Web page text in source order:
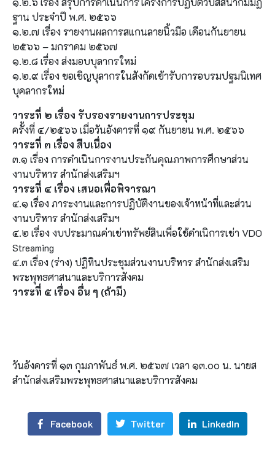
ฐาน ประจำปี พ.ศ. ๒๕๖๖
๑.๒.๗ เรื่อง รายงานผลการสแกนลายนิ้วมือ เดือนกันยายน
๒๕๖๖ – มกราคม ๒๕๖๗
๑.๒.๘ เรื่อง ส่งมอบบุลากรใหม่
๑.๒.๙ เรื่อง ขอเชิญบุลากรในสังกัดเข้ารับการอบรมปฐมนิเทศ
บุคลากรใหม่
วาระที่ ๒ เรื่อง รับรองรายงานการประชุม
ครั้งที่ ๔/๒๕๖๖ เมื่อวันอังคารที่ ๑๙ กันยายน พ.ศ. ๒๕๖๖
วาระที่ ๓ เรื่อง สืบเนื่อง
๓.๑ เรื่อง การดำเนินการงานประกันคุณภาพการศึกษาส่วน
งานบริหาร สำนักส่งเสริมฯ
วาระที่ ๔ เรื่อง เสนอเพื่อพิจารณา
๔.๑ เรื่อง ภาระงานและการปฏิบัติงานของเจ้าหน้าที่และส่วน
งานบริหาร สำนักส่งเสริมฯ
๔.๒ เรื่อง งบประมาณค่าเช่าทรัพย์สินเพื่อใช้ดำเนิการเช่า VDO
Streaming
๔.๓ เรื่อง (ร่าง) ปฏิทินประชุมส่วนงานบริหาร สำนักส่งเสริม
พระพุทธศาสนาและบริการสังคม
วาระที่ ๕ เรื่อง อื่น ๆ (ถ้ามี)
วันอังคารที่ ๑๓ กุมภาพันธ์ พ.ศ. ๒๕๖๗ เวลา ๑๓.๐๐ น. นายส
สำนักส่งเสริมพระพุทธศาสนาและบริการสังคม
Facebook Twitter LinkedIn